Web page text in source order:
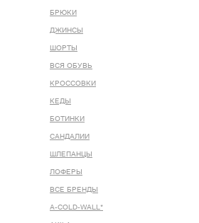
БРЮКИ
ДЖИНСЫ
ШОРТЫ
ВСЯ ОБУВЬ
КРОССОВКИ
КЕДЫ
БОТИНКИ
САНДАЛИИ
ШЛЕПАНЦЫ
ЛОФЕРЫ
ВСЕ БРЕНДЫ
A-COLD-WALL*